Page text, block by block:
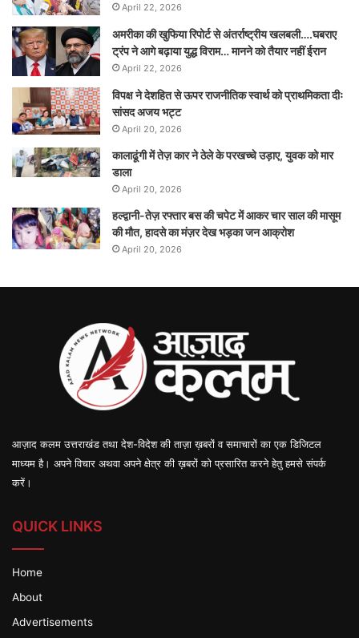
April 22, 2026
अमरीका की खुफिया रिपोर्ट से अंतर्राष्ट्रीय खलबली….घबराए
ट्रंप ने आगे बढ़ाया युद्ध विराम… मानने को तैयार नहीं ईरान
April 22, 2026
विपक्ष ने देशहित से ऊपर राजनीतिक स्वार्थ को प्राथमिकता दीः
सांसद अजय भट्ट
April 20, 2026
कालाढूंगी में तेज़ कार ने ठेले के परखच्चे उड़ाए, युवक को मार
डाला
April 20, 2026
हल्द्वानी-तेज़ रफ्तार बस की चपेट में आकर चार साल की मासूम
की मौत, हादसे का मंज़र देख भड़का जन आक्रोश
April 20, 2026
आज़ाद कलम उत्तराखंड तथा देश-विदेश की ताज़ा ख़बरों व समाचारों का एक डिजिटल
माध्यम है। अपने विचार अथवा अपने क्षेत्र की ख़बरों को प्रसारित करने हेतु हमसे संपर्क
करें।
QUICK LINKS
Home
About
Advertisements